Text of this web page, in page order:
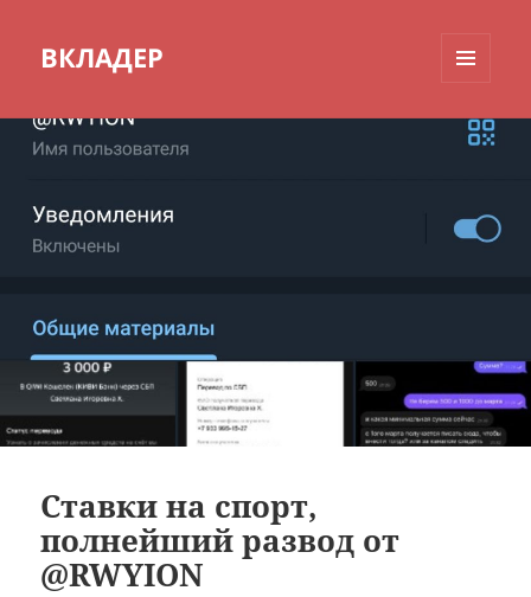
ВКЛАДЕР
ВИДЖЕТЫ
Ставки на спорт,
полнейший развод от
@RWYION